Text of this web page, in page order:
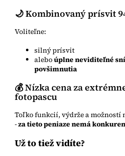
🌙 Kombinovaný prísvit
Voliteľne:
silný prísvit
aleboúplne neviditeľné
povšimnutia
💰 Nízka cena za
fotopascu
Toľko funkcií, výdrže a možností
-za tieto peniaze nemá
Už to tiež vidíte?